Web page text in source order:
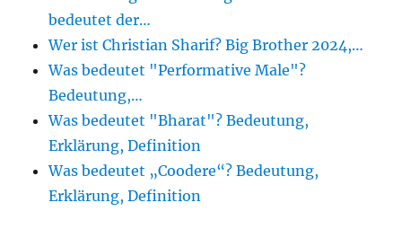
bedeutet der…
Wer ist Christian Sharif? Big Brother 2024,…
Was bedeutet "Performative Male"?
Bedeutung,…
Was bedeutet "Bharat"? Bedeutung,
Erklärung, Definition
Was bedeutet „Coodere“? Bedeutung,
Erklärung, Definition